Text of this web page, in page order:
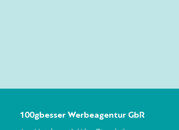
100gbesser Werbeagentur GbR